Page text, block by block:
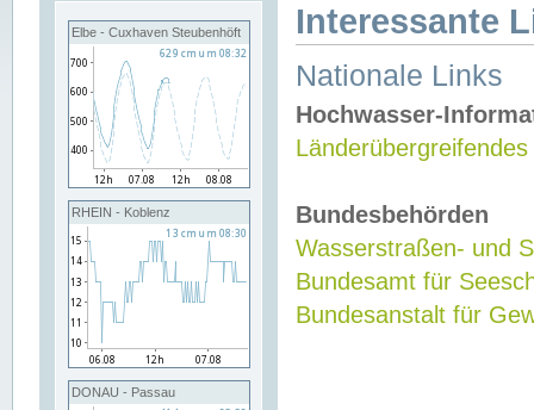
Elbe - Cuxhaven Steubenhöft
RHEIN - Koblenz
DONAU - Passau
Interessante
Nationale Links
Hochwasser-
Bundesbehörden
Wasserstraßen- und
Bundesamt für
Bundesanstalt für